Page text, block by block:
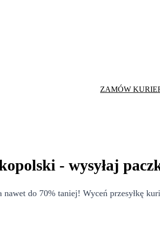
ZAMÓW
- wysyłaj
do 70% taniej! Wyceń przesyłkę